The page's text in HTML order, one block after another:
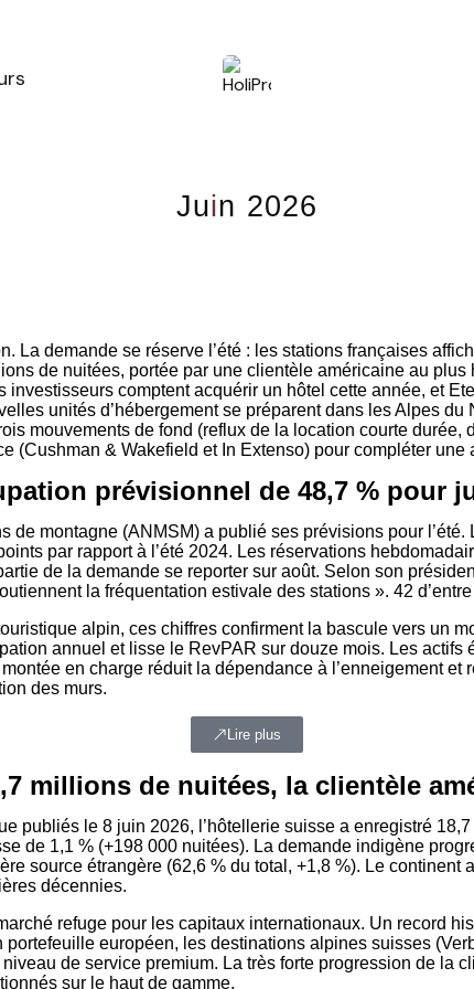
Juin 2026
La demande se réserve l’été : les stations françaises
de nuitées, portée par une clientèle américaine au
comptent acquérir un hôtel cette année, et
unités d’hébergement se préparent dans les Alpes
mouvements de fond (reflux de la location courte durée,
& Wakefield et In Extenso) pour compléter une
prévisionnel de 48,7 % pour
montagne (ANMSM) a publié ses prévisions pour
par rapport à l’été 2024. Les réservations
de la demande se reporter sur août. Selon son
la fréquentation estivale des stations ». 42
alpin, ces chiffres confirment la bascule vers un
annuel et lisse le RevPAR sur douze mois. Les
en charge réduit la dépendance à l’enneigement
des murs.
Lire plus
millions de nuitées, la clientèle
publiés le 8 juin 2026, l’hôtellerie suisse a enregistré
de 1,1 % (+198 000 nuitées). La demande indigène
source étrangère (62,6 % du total, +1,8 %). Le
décennies.
refuge pour les capitaux internationaux. Un record
européen, les destinations alpines suisses
de service premium. La très forte progression de la
sur le haut de gamme.